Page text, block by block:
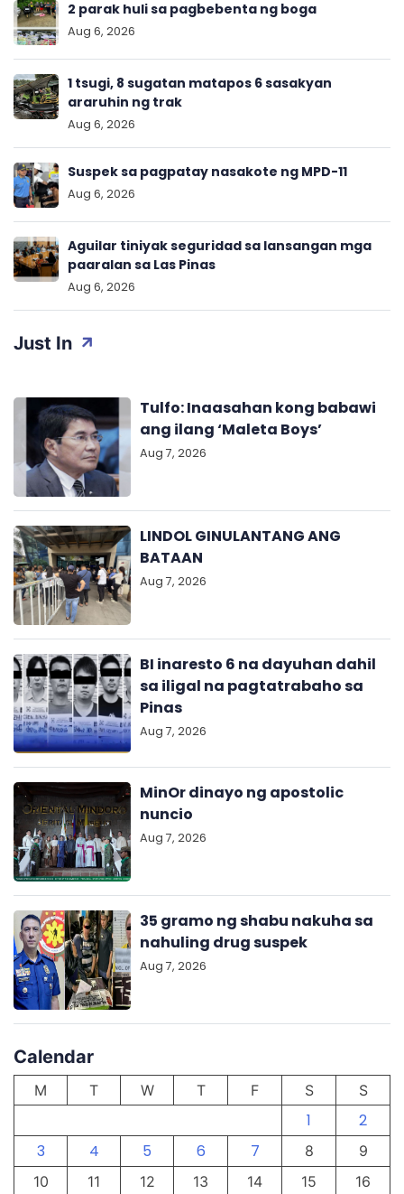
Just In
Tulfo: Inaasahan kong babawi
ang ilang ‘Maleta Boys’
Aug 7, 2026
LINDOL GINULANTANG ANG
BATAAN
Aug 7, 2026
BI inaresto 6 na dayuhan dahil
sa iligal na pagtatrabaho sa
Pinas
Aug 7, 2026
MinOr dinayo ng apostolic
nuncio
Aug 7, 2026
35 gramo ng shabu nakuha sa
nahuling drug suspek
Aug 7, 2026
Calendar
M T W T F S S
1
2
3
4 5 6 7 8
9
10
11 12 13 14 15
16
2 parak huli sa pagbebenta ng boga
Aug 6, 2026
1 tsugi, 8 sugatan matapos 6 sasakyan
araruhin ng trak
Aug 6, 2026
Suspek sa pagpatay nasakote ng MPD-11
Aug 6, 2026
Aguilar tiniyak seguridad sa lansangan mga
paaralan sa Las Pinas
Aug 6, 2026